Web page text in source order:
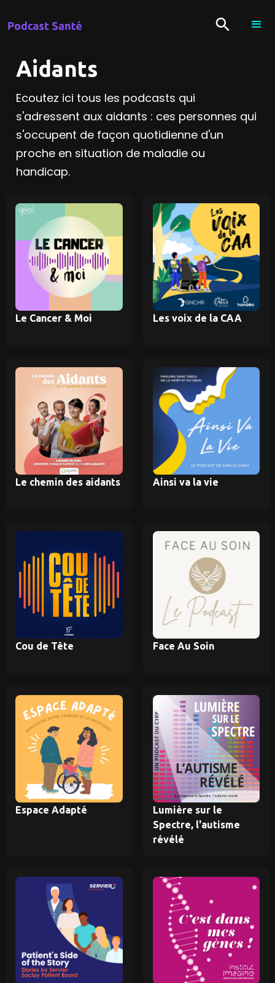
Aidants
Ecoutez ici tous les podcasts qui
s'adressent aux aidants : ces personnes qui
s'occupent de façon quotidienne d'un
proche en situation de maladie ou
handicap.
Le Cancer & Moi Les voix de la CAA
Le chemin des aidants Ainsi va la vie
Cou de Tête Face Au Soin
Espace Adapté
Lumière sur le
Spectre, l'autisme
révélé